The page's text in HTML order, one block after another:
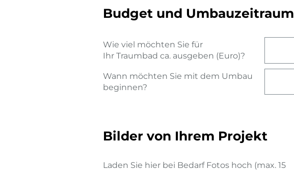
Budget und Umbauzeitraum
Wie viel möchten Sie für
Ihr Traumbad ca. ausgeben (Euro)?
Wann möchten Sie mit dem Umbau
beginnen?
Bilder von Ihrem Projekt
Laden Sie hier bei Bedarf Fotos hoch (max. 15